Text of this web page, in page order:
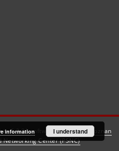
6.3.21software created by
Poznan
Center (PSNC)
information I understand